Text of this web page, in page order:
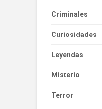
Criminales
Curiosidades
Leyendas
Misterio
Terror